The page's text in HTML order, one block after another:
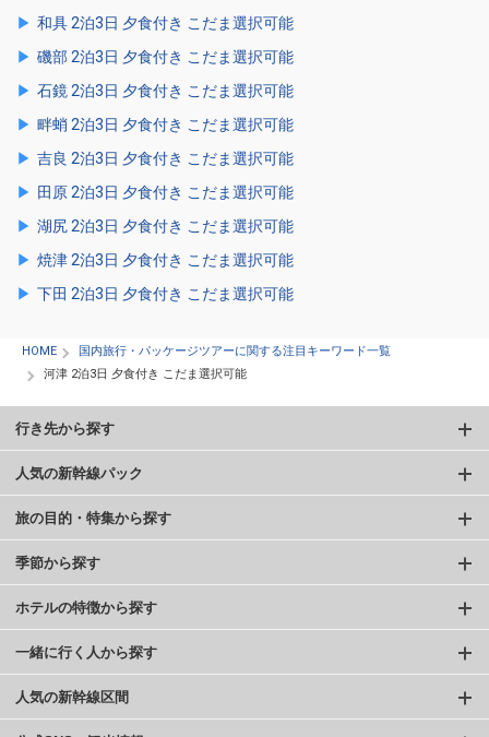
和具 2泊3日 夕食付き こだま選択可能
磯部 2泊3日 夕食付き こだま選択可能
石鏡 2泊3日 夕食付き こだま選択可能
畔蛸 2泊3日 夕食付き こだま選択可能
吉良 2泊3日 夕食付き こだま選択可能
田原 2泊3日 夕食付き こだま選択可能
湖尻 2泊3日 夕食付き こだま選択可能
焼津 2泊3日 夕食付き こだま選択可能
下田 2泊3日 夕食付き こだま選択可能
HOME
国内旅行・パッケージツアーに関する注目キーワード一覧
河津 2泊3日 夕食付き こだま選択可能
行き先から探す
人気の新幹線パック
旅の目的・特集から探す
季節から探す
ホテルの特徴から探す
一緒に行く人から探す
人気の新幹線区間